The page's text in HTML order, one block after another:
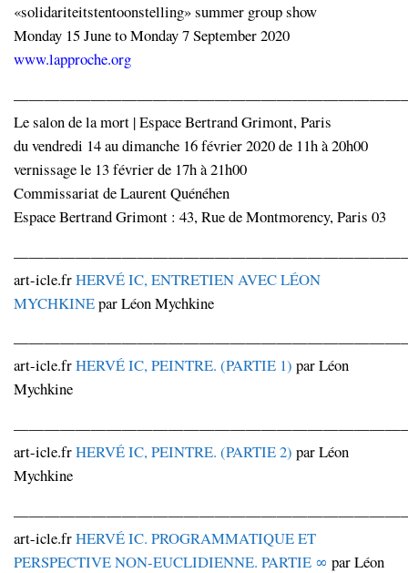
«solidariteitstentoonstelling» summer group show
Monday 15 June to Monday 7 September 2020
www.lapproche.org
Le salon de la mort | Espace Bertrand Grimont, Paris
du vendredi 14 au dimanche 16 février 2020 de 11h à 20h00
vernissage le 13 février de 17h à 21h00
Commissariat de Laurent Quénéhen
Espace Bertrand Grimont : 43, Rue de Montmorency, Paris 03
art-icle.frHERVÉ IC, ENTRETIEN AVEC LÉON
MYCHKINEpar Léon Mychkine
art-icle.frHERVÉ IC, PEINTRE. (PARTIE 1) par Léon
Mychkine
art-icle.frHERVÉ IC, PEINTRE. (PARTIE 2) par Léon
Mychkine
art-icle.frHERVÉ IC. PROGRAMMATIQUE ET
PERSPECTIVE NON-EUCLIDIENNE. PARTIE ∞ par Léon